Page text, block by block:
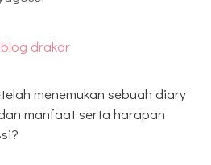
menemukan sebuah diary
manfaat serta harapan